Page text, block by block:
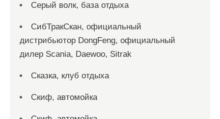
Серый волк, база отдыха
СибТракСкан, официальный
дистрибьютор DongFeng, официальный
дилер Scania, Daewoo, Sitrak
Сказка, клуб отдыха
Скиф, автомойка